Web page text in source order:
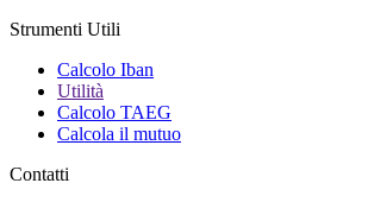
Strumenti Utili
Calcolo Iban
Utilità
Calcolo TAEG
Calcola il mutuo
Contatti